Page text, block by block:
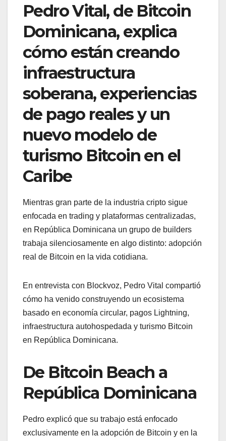
Pedro Vital, de Bitcoin
Dominicana, explica
cómo están creando
infraestructura
soberana, experiencias
de pago reales y un
nuevo modelo de
turismo Bitcoin en el
Caribe
Mientras gran parte de la industria cripto sigue
enfocada en trading y plataformas centralizadas,
en República Dominicana un grupo de builders
trabaja silenciosamente en algo distinto: adopción
real de Bitcoin en la vida cotidiana.
En entrevista con Blockvoz, Pedro Vital compartió
cómo ha venido construyendo un ecosistema
basado en economía circular, pagos Lightning,
infraestructura autohospedada y turismo Bitcoin
en República Dominicana.
De Bitcoin Beach a
República Dominicana
Pedro explicó que su trabajo está enfocado
exclusivamente en la adopción de Bitcoin y en la